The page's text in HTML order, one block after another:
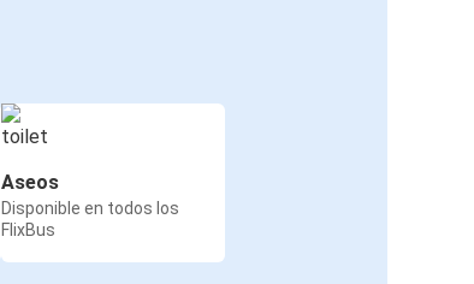
Aseos
Disponible en todos los
FlixBus